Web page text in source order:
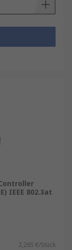
IEEE 802.3at
2,265 €/Stück